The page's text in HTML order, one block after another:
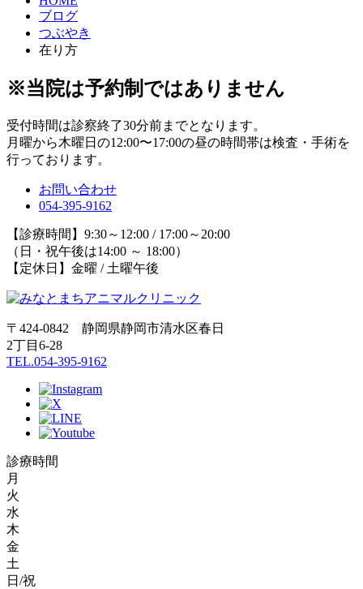
ブログ
つぶやき
在り方
※当院は予約制ではありません
受付時間は診察終了30分前までとなります。
月曜から木曜日の12:00〜17:00の昼の時間帯は検査・手術を
行っております。
お問い合わせ
054-395-9162
【診療時間】9:30～12:00 / 17:00～20:00
（日・祝午後は14:00 ～ 18:00）
【定休日】金曜 / 土曜午後
〒424-0842 静岡県静岡市清水区春日
2丁目6-28
TEL.054-395-9162
診療時間
月
火
水
木
金
土
日/祝